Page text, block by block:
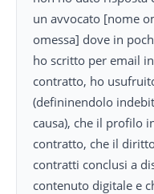
un avvocato [nome
omessa] dove in
ho scritto per email
contratto, ho
(defininendolo
causa), che il profilo
contratto, che il
contratti conclusi a
contenuto digitale e